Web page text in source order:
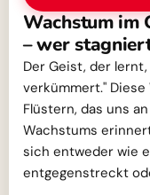
Wachstum im
– wer
Der Geist, der
verkümmert."
Flüstern, das uns
Wachstums
sich entweder wie
entgegenstreckt